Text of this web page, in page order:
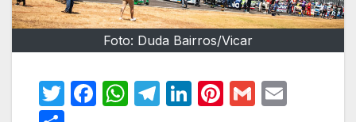
Foto: Duda Bairros/Vicar
T
F
W T
Li Pi G